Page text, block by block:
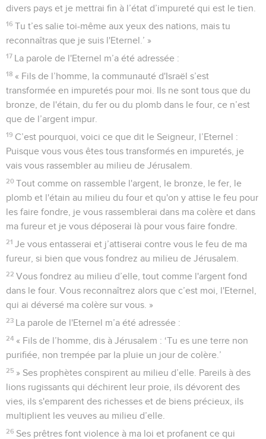
divers pays et je mettrai fin à l’état d’impureté qui est le tien.
16 Tu t’es salie toi-même aux yeux des nations, mais tu
reconnaîtras que je suis l'Eternel.’ »
17 La parole de l'Eternel m’a été adressée :
18 « Fils de l’homme, la communauté d'Israël s’est
transformée en impuretés pour moi. Ils ne sont tous que du
bronze, de l'étain, du fer ou du plomb dans le four, ce n’est
que de l’argent impur.
19 C’est pourquoi, voici ce que dit le Seigneur, l’Eternel :
Puisque vous vous êtes tous transformés en impuretés, je
vais vous rassembler au milieu de Jérusalem.
20 Tout comme on rassemble l'argent, le bronze, le fer, le
plomb et l'étain au milieu du four et qu'on y attise le feu pour
les faire fondre, je vous rassemblerai dans ma colère et dans
ma fureur et je vous déposerai là pour vous faire fondre.
21 Je vous entasserai et j’attiserai contre vous le feu de ma
fureur, si bien que vous fondrez au milieu de Jérusalem.
22 Vous fondrez au milieu d’elle, tout comme l'argent fond
dans le four. Vous reconnaîtrez alors que c’est moi, l'Eternel,
qui ai déversé ma colère sur vous. »
23 La parole de l'Eternel m’a été adressée :
24 « Fils de l’homme, dis à Jérusalem : ‘Tu es une terre non
purifiée, non trempée par la pluie un jour de colère.’
25 » Ses prophètes conspirent au milieu d’elle. Pareils à des
lions rugissants qui déchirent leur proie, ils dévorent des
vies, ils s'emparent des richesses et de biens précieux, ils
multiplient les veuves au milieu d’elle.
26 Ses prêtres font violence à ma loi et profanent ce qui